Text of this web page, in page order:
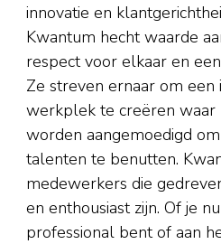
innovatie en
Kwantum hecht waarde
respect voor elkaar en
Ze streven ernaar om een
werkplek te creëren waar
worden aangemoedigd
talenten te benutten.
medewerkers die
en enthousiast zijn. Of je
professional bent of aan